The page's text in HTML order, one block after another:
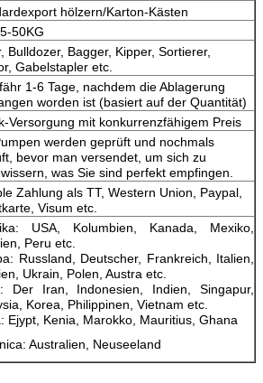
hölzern/Karton-Kästen
50KG
Bulldozer, Bagger, Kipper, Sortierer,
Gabelstapler etc.
1-6 Tage, nachdem die Ablagerung
worden ist (basiert auf der Quantität)
Versorgung mit konkurrenzfähigem Preis
werden geprüft und nochmals
bevor man versendet, um sich zu
was Sie sind perfekt empfingen.
Zahlung als TT, Western Union, Paypal,
Visum etc.
USA, Kolumbien, Kanada, Mexiko,
Peru etc.
Russland, Deutscher, Frankreich, Italien,
Ukrain, Polen, Austra etc.
Der Iran, Indonesien, Indien, Singapur,
Korea, Philippinen, Vietnam etc.
Ejypt, Kenia, Marokko, Mauritius, Ghana
Australien, Neuseeland